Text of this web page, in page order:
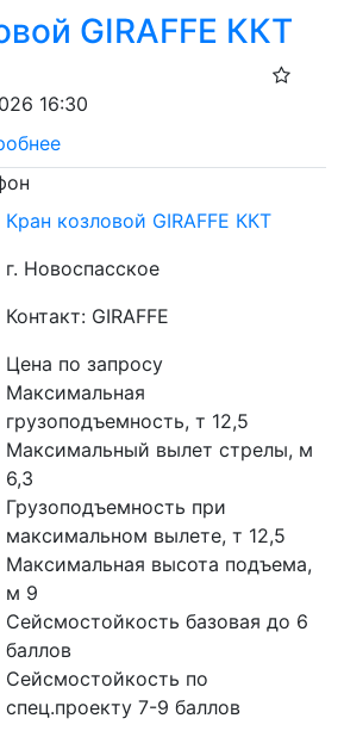
GIRAFFE ККТ
16:30
Кран козловой GIRAFFE ККТ
г. Новоспасское
Контакт: GIRAFFE
Цена по запросу
Максимальная
грузоподъемность, т 12,5
Максимальный вылет стрелы, м
6,3
Грузоподъемность при
максимальном вылете, т 12,5
Максимальная высота подъема,
м 9
Сейсмостойкость базовая до 6
баллов
Сейсмостойкость по
спец.проекту 7-9 баллов